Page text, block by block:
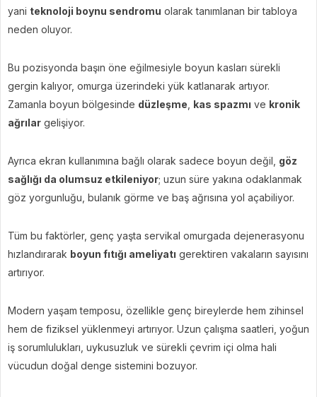
yani teknoloji boynu sendromu olarak tanımlanan bir tabloya
neden oluyor.
Bu pozisyonda başın öne eğilmesiyle boyun kasları sürekli
gergin kalıyor, omurga üzerindeki yük katlanarak artıyor.
Zamanla boyun bölgesinde düzleşme kas spazmı ve kronik
ağrılar gelişiyor.
Ayrıca ekran kullanımına bağlı olarak sadece boyun değil, göz
sağlığı da olumsuz etkileniyor; uzun süre yakına odaklanmak
göz yorgunluğu, bulanık görme ve baş ağrısına yol açabiliyor.
Tüm bu faktörler, genç yaşta servikal omurgada dejenerasyonu
hızlandırarak boyun fıtığı ameliyatı gerektiren vakaların sayısını
artırıyor.
Modern yaşam temposu, özellikle genç bireylerde hem zihinsel
hem de fiziksel yüklenmeyi artırıyor. Uzun çalışma saatleri, yoğun
iş sorumlulukları, uykusuzluk ve sürekli çevrim içi olma hali
vücudun doğal denge sistemini bozuyor.